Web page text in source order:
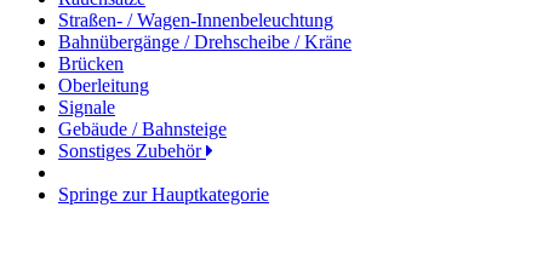
Straßen- / Wagen-Innenbeleuchtung
Bahnübergänge / Drehscheibe / Kräne
Brücken
Oberleitung
Signale
Gebäude / Bahnsteige
Sonstiges Zubehör
Springe zur Hauptkategorie